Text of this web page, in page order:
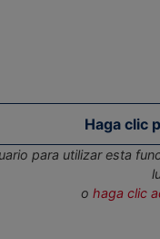
para utilizar esta
o haga clic